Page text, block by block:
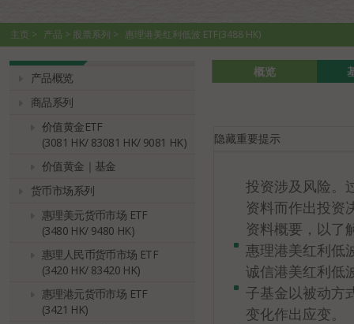
主页 产品 股票系列 惠理港美红利低波 ETF(3488 HK)
产品概览
商品系列
价值黄金ETF
(3081 HK/ 83081 HK/ 9081 HK)
价值黄金｜基金
货币市场系列
惠理美元货币市场 ETF
(3480 HK/ 9480 HK)
惠理人民币货币市场 ETF
(3420 HK/ 83420 HK)
惠理港元货币市场 ETF
(3421 HK)
概览
隐藏重要提示
投资涉及风险。
资料而作出投资
资料概要，以了
惠理港美红利低
诚信港美红利低
子基金以被动方
变化作出应变。